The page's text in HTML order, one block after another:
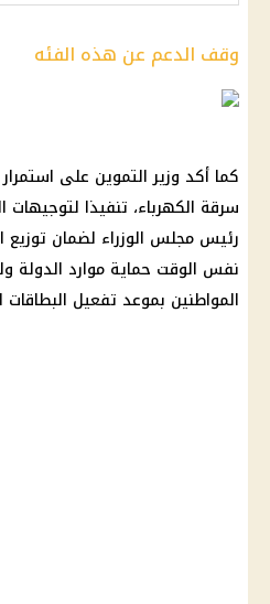
وقف الدعم عن هذه الفئه
كما أكد وزير التموين على
سرقة الكهرباء، تنفيذا
رئيس مجلس الوزراء لضمان
نفس الوقت حماية موارد الدولة
المواطنين بموعد تفعيل البطاقات